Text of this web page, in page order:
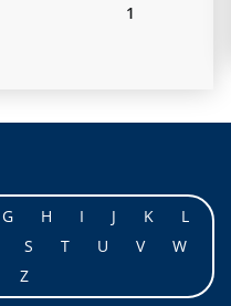
1
G H I J K
L
S T U V
W
Z